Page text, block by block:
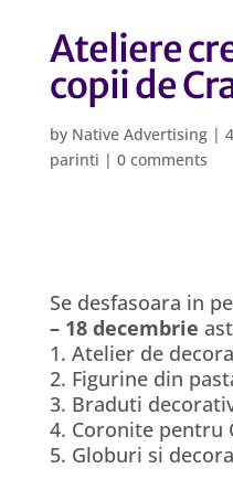
Ateliere
copii de
by Native Advertising|
parinti | 0 comments
Se desfasoara in
– 18 decembrie
1. Atelier de
2. Figurine din
3. Braduti
4. Coronite pentru
5. Globuri si